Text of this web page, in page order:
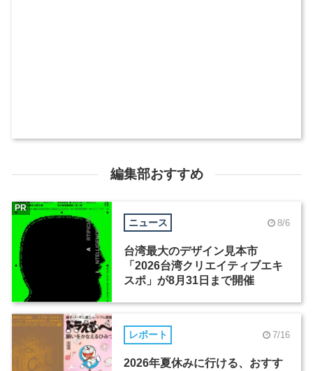
編集部おすすめ
ニュース 8/6
台湾最大のデザイン見本市
「2026台湾クリエイティブエキ
スポ」が8月31日まで開催
PR
レポート 7/16
2026年夏休みに行ける、おすす